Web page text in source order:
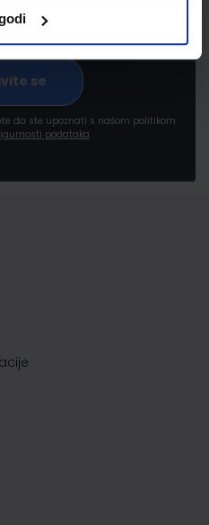
da ste upoznati s našom politikom
podataka